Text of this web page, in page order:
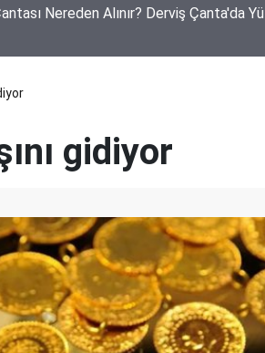
Yangın! 250 Küçükbaş Hayvan Telef
gidiyor